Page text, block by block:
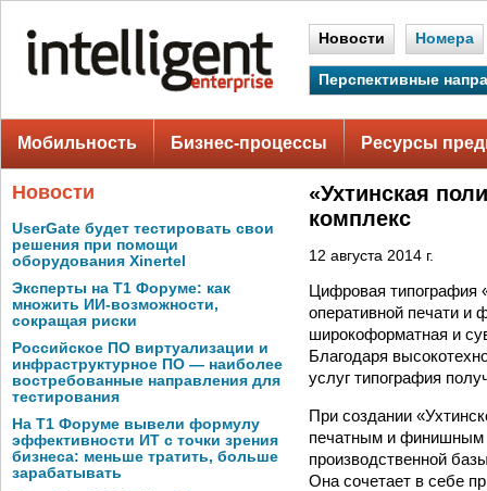
Новости Номера
Перспективные
Мобильность Бизнес-процессы Ресурсы
Новости
UserGate будет тестировать свои
решения при помощи
оборудования Xinertel
Эксперты на Т1 Форуме: как
множить ИИ-возможности,
сокращая риски
Российское ПО виртуализации и
инфраструктурное ПО — наиболее
востребованные направления для
тестирования
На Т1 Форуме вывели формулу
эффективности ИТ с точки зрения
бизнеса: меньше тратить, больше
зарабатывать
«Ухтинская
комплекс
12 августа 2014 г.
Цифровая типография
оперативной печати и
широкоформатная и
Благодаря
услуг типография
При создании
печатным и финишным
производственной
Она сочетает в себе